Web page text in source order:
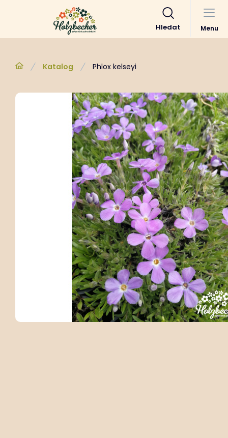
Hledat Menu
Katalog Phlox kelseyi